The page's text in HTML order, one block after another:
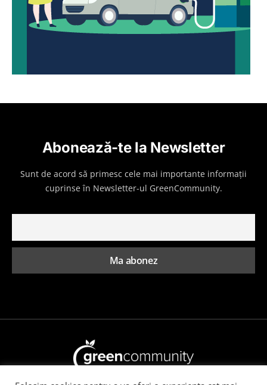
Abonează-te la Newsletter
Sunt de acord să primesc cele mai importante informații
cuprinse în Newsletter-ul GreenCommunity.